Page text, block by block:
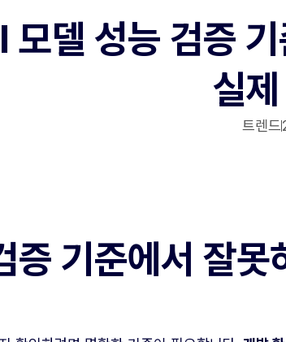
모델 성능 검증
실
트렌드
증 기준에서 잘못